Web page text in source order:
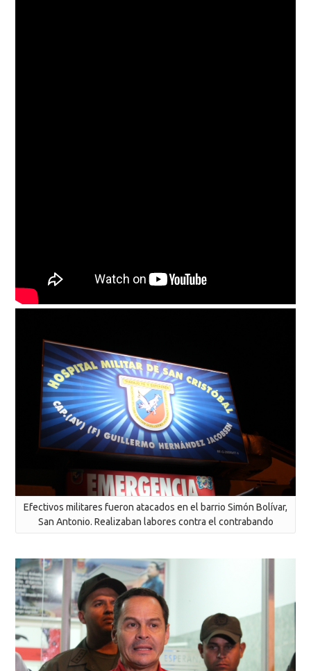
Efectivos militares fueron atacados en el barrio Simón Bolívar,
San Antonio. Realizaban labores contra el contrabando